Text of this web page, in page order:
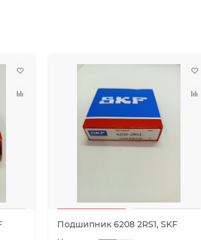
Подшипник 6208 2RS1, SKF